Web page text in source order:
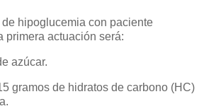
hipoglucemia con paciente
primera actuación será:
azúcar.
gramos de hidratos de carbono (HC)